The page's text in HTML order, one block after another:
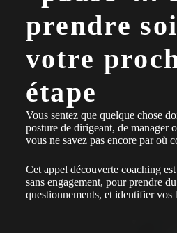
prendre
votre
étape
Vous sentez que quelque chose
posture de dirigeant, de
vous ne savez pas encore par où
Cet appel découverte coaching
sans engagement, pour prendre
questionnements, et identifier vos